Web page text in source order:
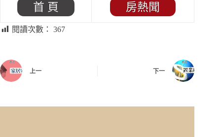
首 頁 房熱聞
閱讀次數： 367
上一 下一